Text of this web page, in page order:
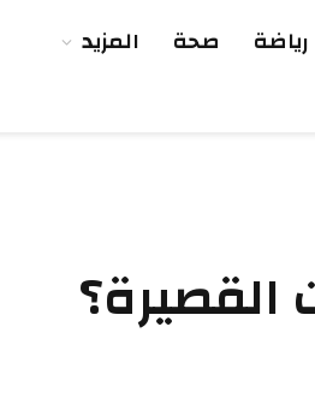
رياضة صحة المزيد
القصيرة؟